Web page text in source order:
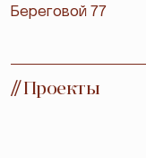
Береговой 77
// Проекты